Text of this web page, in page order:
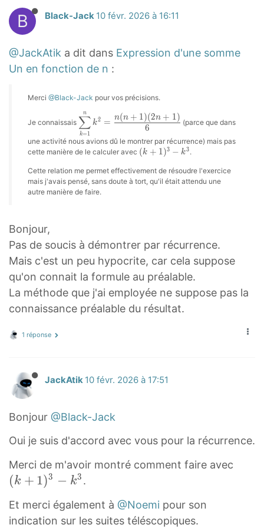
s
t
y
l
e
s
m
_
{
k
=
^
n
k
e
s
2
+
2
.
.
+
n
\
t
m
(
n
+
)
a
c
{
1
}
(
n
+
2
)
=
}
^
k
2
+
\
S
i
_
{
k
=
1
k
=
}
^
-
k
^
3
)
=
3
.
g
a
_
k
=
1
}
2
+
3
.
2
^
3
-
1
^
3
)
3
3
-
2
^
3
+
=
3
\
S
}
^
n
k
^
2
+
3
r
c
{
(
n
+
1
m
a
_
{
n
^
3
+
3
n
2
n
+
1
-
1
-
3
\
\
S
i
g
m
k
^
2
=
n
^
+
^
2
+
n
+
1
-
1
-
^
n
^
2
c
{
3
}
{
2
}
.
+
f
r
c
{
n
}
^
2
=
\
3
.
n
^
2
+
n
}
}
}
^
n
k
^
(
n
+
1
)
(
n
)
}
{
}
n
)
n
+
)
{
\
f
r
a
c
{
+
{
}
n
n
)
(
2
n
+
1
)
}
+
\
f
r
3
n
1
)
6
1
{
}
(
2
n
+
1
)
3
(
n
2
)
n
)
}
{
3
}
(
n
+
1
)
6
\
d
i
s
p
s
t
y
l
e
_
k
1
}
k
^
(
1
)
3
^
B Black-Jack 10 févr. 2026 à 16:11
@JackAtik a dit dans Expression d'une somme
Un en fonction de n :
Merci @Black-Jack pour vos précisions.
Je connaissais
∑
k
=
1
n
2
=
n
)
(
2
n
1
)
6
l
a
t
l
e
s
u
m
{
k
k=1
∑
n
k2 =
6
n(n + 1)(2n + 1)
(parce que dans
une activité nous avions dû le montrer par récurrence) mais pas
cette manière de le calculer avec (
+
1
(
+
1
)
^
3
-
(k + 1)3 − k3.
Cette relation me permet effectivement de résoudre l'exercice
mais j'avais pensé, sans doute à tort, qu'il était attendu une
autre manière de faire.
Bonjour,
Pas de soucis à démontrer par récurrence.
Mais c'est un peu hypocrite, car cela suppose
qu'on connait la formule au préalable.
La méthode que j'ai employée ne suppose pas la
connaissance préalable du résultat.
1 réponse
JackAtik 10 févr. 2026 à 17:51
Bonjour @Black-Jack
Oui je suis d'accord avec vous pour la récurrence.
Merci de m'avoir montré comment faire avec
(k + 1)3 − k3 .
Et merci également à @Noemi pour son
indication sur les suites téléscopiques.